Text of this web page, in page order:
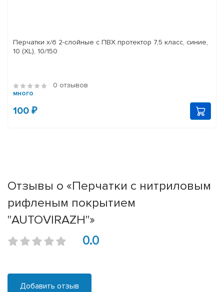
Перчатки х/б 2-слойные с ПВХ протектор 7,5 класс, синие,
10 (XL), 10/150
0 отзывов
много
100 ₽
Отзывы о «Перчатки с нитриловым
рифленым покрытием
"AUTOVIRAZH"»
0.0
Добавить отзыв